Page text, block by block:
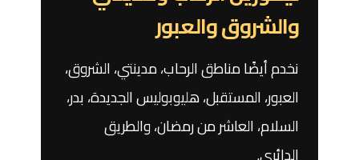
والشروق والعبور
نخدم أيضًا مناطق الرحاب، مدينتي، الشروق،
العبور، المستقبل، هليوبوليس الجديدة، بدر،
السلام، العاشر من رمضان، والطريق